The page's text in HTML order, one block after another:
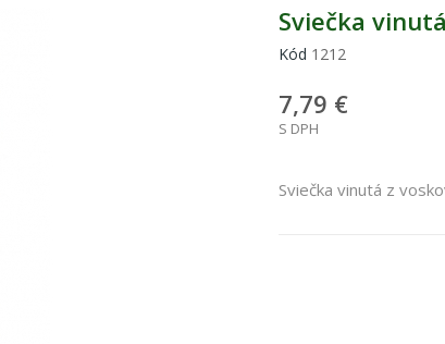
Sviečka
Kód 1212
7,79 €
S DPH
Sviečka vinutá z